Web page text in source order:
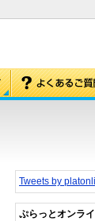
Tweets by
ぷらっとオンラ